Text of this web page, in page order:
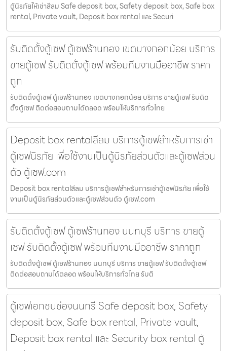
ตู้นิรภัยให้เช่าสีลม Safe deposit box, Safety deposit box, Safe box
rental, Private vault, Deposit box rental และ Securi
รับติดตั้งตู้เซฟ ตู้เซฟร้านทอง เขตบางกอกน้อย บริการ
ขายตู้เซฟ รับติดตั้งตู้เซฟ พร้อมทีมงานมืออาชีพ ราคา
ถูก
รับติดตั้งตู้เซฟ ตู้เซฟร้านทอง เขตบางกอกน้อย บริการ ขายตู้เซฟ รับติด
ตั้งตู้เซฟ ติดต่อสอบถามได้ตลอด พร้อมให้บริการทั่วไทย
Deposit box rentalสีลม บริการตู้เซฟสำหรับการเช่า
ตู้เซฟนิรภัย เพื่อใช้งานเป็นตู้นิรภัยส่วนตัวและตู้เซฟส่วน
ตัว ตู้เซฟ.com
Deposit box rentalสีลม บริการตู้เซฟสำหรับการเช่าตู้เซฟนิรภัย เพื่อใช้
งานเป็นตู้นิรภัยส่วนตัวและตู้เซฟส่วนตัว ตู้เซฟ.com
รับติดตั้งตู้เซฟ ตู้เซฟร้านทอง นนทบุรี บริการ ขายตู้
เซฟ รับติดตั้งตู้เซฟ พร้อมทีมงานมืออาชีพ ราคาถูก
รับติดตั้งตู้เซฟ ตู้เซฟร้านทอง นนทบุรี บริการ ขายตู้เซฟ รับติดตั้งตู้เซฟ
ติดต่อสอบถามได้ตลอด พร้อมให้บริการทั่วไทย รับติ
ตู้เซฟเอกชนช่องนนทรี Safe deposit box, Safety
deposit box, Safe box rental, Private vault,
Deposit box rental และ Security box rental ตู้